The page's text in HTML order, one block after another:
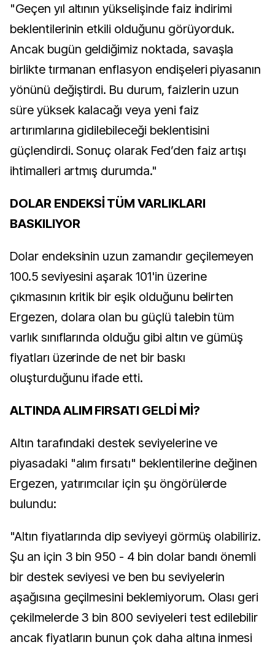
"Geçen yıl altının yükselişinde faiz indirimi
beklentilerinin etkili olduğunu görüyorduk.
Ancak bugün geldiğimiz noktada, savaşla
birlikte tırmanan enflasyon endişeleri piyasanın
yönünü değiştirdi. Bu durum, faizlerin uzun
süre yüksek kalacağı veya yeni faiz
artırımlarına gidilebileceği beklentisini
güçlendirdi. Sonuç olarak Fed’den faiz artışı
ihtimalleri artmış durumda."
DOLAR ENDEKSİ TÜM VARLIKLARI
BASKILIYOR
Dolar endeksinin uzun zamandır geçilemeyen
100.5 seviyesini aşarak 101'in üzerine
çıkmasının kritik bir eşik olduğunu belirten
Ergezen, dolara olan bu güçlü talebin tüm
varlık sınıflarında olduğu gibi altın ve gümüş
fiyatları üzerinde de net bir baskı
oluşturduğunu ifade etti.
ALTINDA ALIM FIRSATI GELDİ Mİ?
Altın tarafındaki destek seviyelerine ve
piyasadaki "alım fırsatı" beklentilerine değinen
Ergezen, yatırımcılar için şu öngörülerde
bulundu:
"Altın fiyatlarında dip seviyeyi görmüş olabiliriz.
Şu an için 3 bin 950 - 4 bin dolar bandı önemli
bir destek seviyesi ve ben bu seviyelerin
aşağısına geçilmesini beklemiyorum. Olası geri
çekilmelerde 3 bin 800 seviyeleri test edilebilir
ancak fiyatların bunun çok daha altına inmesi